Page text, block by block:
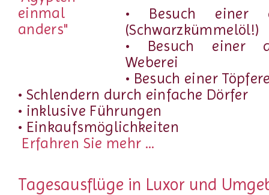
• Besuch einer
(Schwarzkümmelöl!)
• Besuch einer
Weberei
• Besuch einer
• Schlendern durch einfache Dörfer
• inklusive Führungen
• Einkaufsmöglichkeiten
Erfahren Sie mehr ...
Tagesausflüge in Luxor und